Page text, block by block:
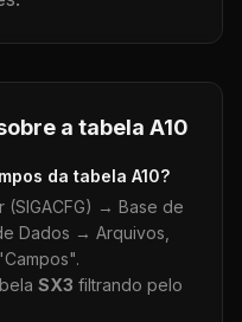
a tabela A10
da tabela A10?
→ Base de
Dados → Arquivos,
SX3 filtrando pelo